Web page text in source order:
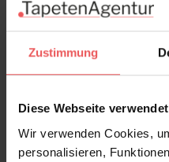
Zustimmung
Diese Webseite
Wir verwenden Cookies,
personalisieren,
FAQ